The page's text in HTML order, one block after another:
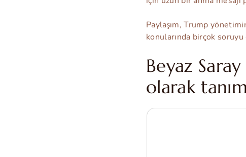
Paylaşım, Trump
konularında birçok
Beyaz
olarak